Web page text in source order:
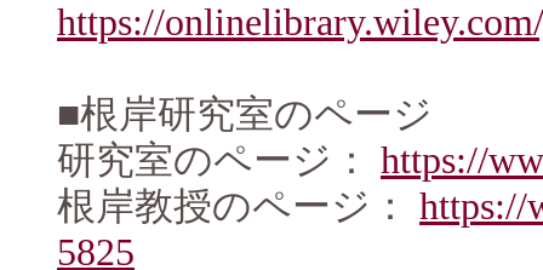
https://
■根岸研究室のページ
研究室のページ：https://
根岸教授のページ：https://
5825